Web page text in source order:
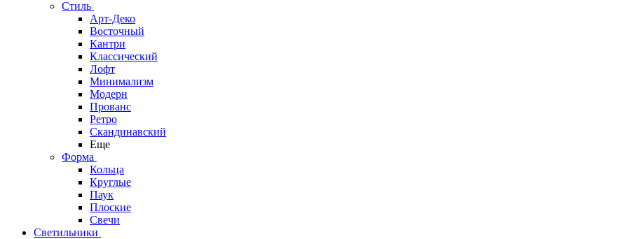
Стиль
Арт-Деко
Восточный
Кантри
Классический
Лофт
Минимализм
Модерн
Прованс
Ретро
Скандинавский
Еще
Форма
Кольца
Круглые
Паук
Плоские
Свечи
Светильники